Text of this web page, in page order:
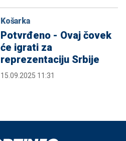
Košarka
Potvrđeno - Ovaj čovek
će igrati za
reprezentaciju Srbije
15.09.2025 11:31